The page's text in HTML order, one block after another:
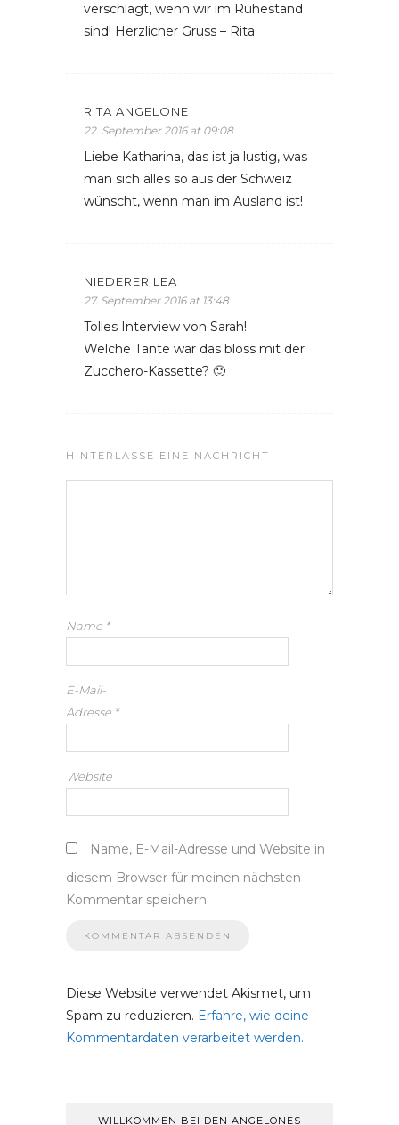
verschlägt, wenn wir im Ruhestand
sind! Herzlicher Gruss – Rita
RITA ANGELONE
22. September 2016 at 09:08
Liebe Katharina, das ist ja lustig, was
man sich alles so aus der Schweiz
wünscht, wenn man im Ausland ist!
NIEDERER LEA
27. September 2016 at 13:48
Tolles Interview von Sarah!
Welche Tante war das bloss mit der
Zucchero-Kassette? 🙂
HINTERLASSE EINE NACHRICHT
Name *
E-Mail-
Adresse *
Website
Name, E-Mail-Adresse und Website in
diesem Browser für meinen nächsten
Kommentar speichern.
Diese Website verwendet Akismet, um
Spam zu reduzieren. Erfahre, wie deine
Kommentardaten verarbeitet werden.
WILLKOMMEN BEI DEN ANGELONES